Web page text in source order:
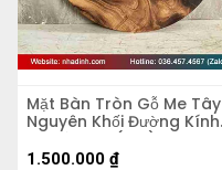
Mặt Bàn Tròn Gỗ Me Tây
Nguyên Khối Đường Kính
74 Dày 3.9 (cm)
1.500.000 ₫